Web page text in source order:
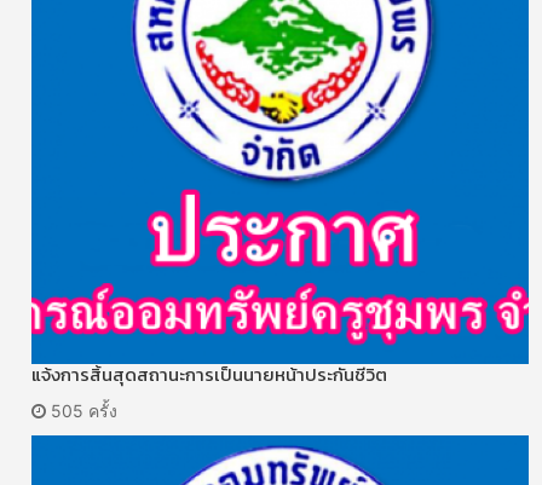
แจ้งการสิ้นสุดสถานะการเป็นนายหน้าประกันชีวิต
505 ครั้ง